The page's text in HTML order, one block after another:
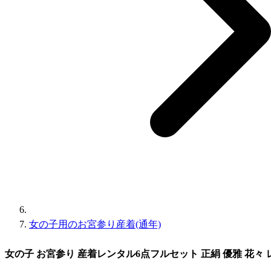
女の子用のお宮参り産着(通年)
女の子 お宮参り 産着レンタル6点フルセット 正絹 優雅 花々